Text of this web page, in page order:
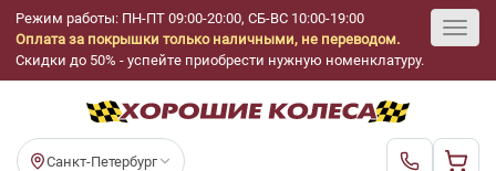
Режим работы: ПН-ПТ 09:00-20:00, СБ-ВС 10:00-19:00
Оплата за покрышки только наличными, не переводом.
Скидки до 50% - успейте приобрести нужную номенклатуру.
Санкт-Петербург